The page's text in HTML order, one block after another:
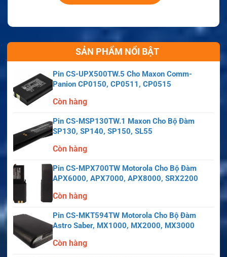
SẢN PHẨM NỔI BẬT
Pin CS-UPX500TW.5 Cho Maxon Comm-
Panion CP0150, CP0511, CP0515
Còn hàng
Pin CS-MSP130TW.1 Maxon Cho Bộ Đàm
SP130, SP140, SP150, SL55
Còn hàng
Pin CS-MPX700TW Motorola Cho Bộ Đàm
APX6000, APX7000, APX8000, SRX2200
Còn hàng
Pin CS-MKT594TW Motorola Cho Bộ Đàm
Astro Saber, MX1000, MX2000, MX3000
Còn hàng